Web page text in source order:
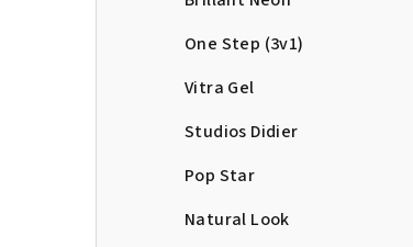
One Step (3v1)
Vitra Gel
Studios Didier
Pop Star
Natural Look